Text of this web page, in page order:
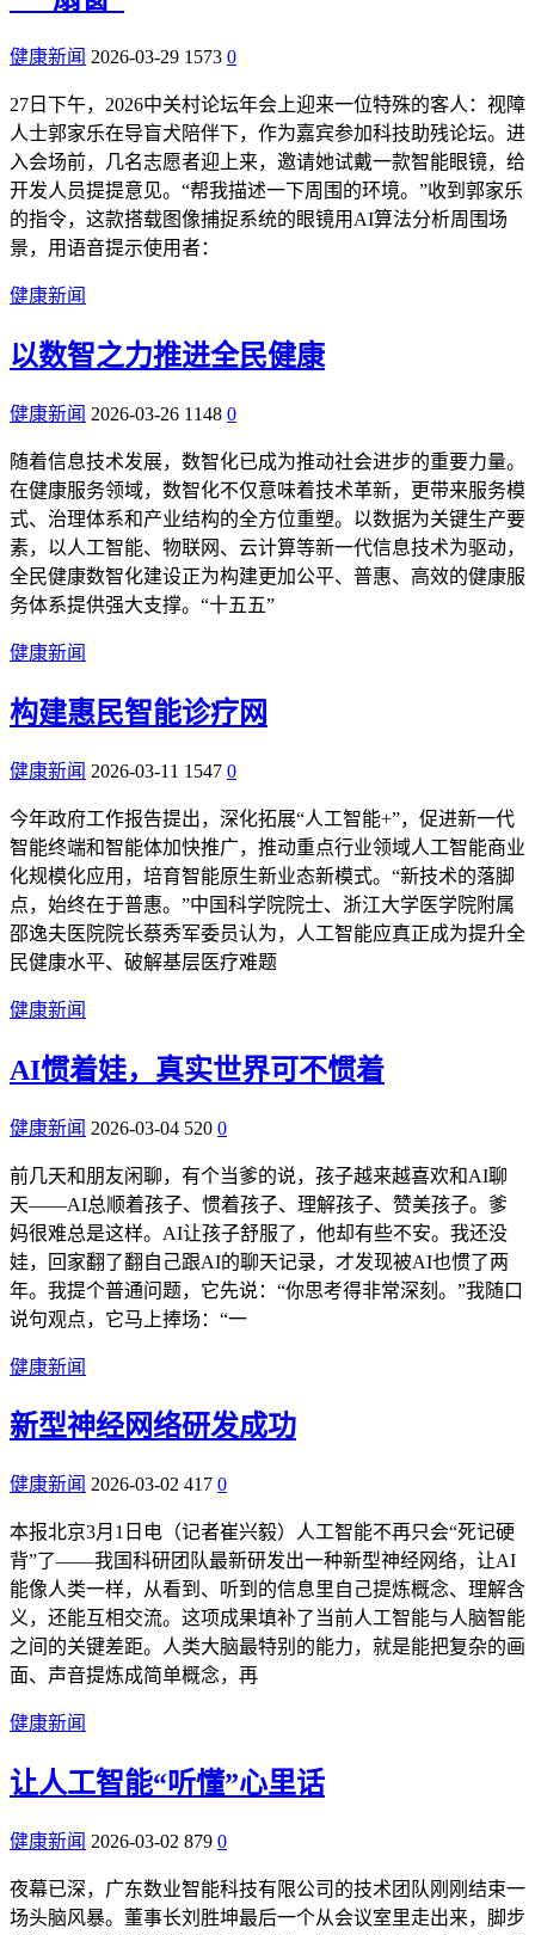
健康新闻 2026-03-29 1573 0
27日下午，2026中关村论坛年会上迎来一位特殊的客人：视障
人士郭家乐在导盲犬陪伴下，作为嘉宾参加科技助残论坛。进
入会场前，几名志愿者迎上来，邀请她试戴一款智能眼镜，给
开发人员提提意见。“帮我描述一下周围的环境。”收到郭家乐
的指令，这款搭载图像捕捉系统的眼镜用AI算法分析周围场
景，用语音提示使用者：
健康新闻
以数智之力推进全民健康
健康新闻 2026-03-26 1148 0
随着信息技术发展，数智化已成为推动社会进步的重要力量。
在健康服务领域，数智化不仅意味着技术革新，更带来服务模
式、治理体系和产业结构的全方位重塑。以数据为关键生产要
素，以人工智能、物联网、云计算等新一代信息技术为驱动，
全民健康数智化建设正为构建更加公平、普惠、高效的健康服
务体系提供强大支撑。“十五五”
健康新闻
构建惠民智能诊疗网
健康新闻 2026-03-11 1547 0
今年政府工作报告提出，深化拓展“人工智能+”，促进新一代
智能终端和智能体加快推广，推动重点行业领域人工智能商业
化规模化应用，培育智能原生新业态新模式。“新技术的落脚
点，始终在于普惠。”中国科学院院士、浙江大学医学院附属
邵逸夫医院院长蔡秀军委员认为，人工智能应真正成为提升全
民健康水平、破解基层医疗难题
健康新闻
AI惯着娃，真实世界可不惯着
健康新闻 2026-03-04 520 0
前几天和朋友闲聊，有个当爹的说，孩子越来越喜欢和AI聊
天——AI总顺着孩子、惯着孩子、理解孩子、赞美孩子。爹
妈很难总是这样。AI让孩子舒服了，他却有些不安。我还没
娃，回家翻了翻自己跟AI的聊天记录，才发现被AI也惯了两
年。我提个普通问题，它先说：“你思考得非常深刻。”我随口
说句观点，它马上捧场：“一
健康新闻
新型神经网络研发成功
健康新闻 2026-03-02 417 0
本报北京3月1日电（记者崔兴毅）人工智能不再只会“死记硬
背”了——我国科研团队最新研发出一种新型神经网络，让AI
能像人类一样，从看到、听到的信息里自己提炼概念、理解含
义，还能互相交流。这项成果填补了当前人工智能与人脑智能
之间的关键差距。人类大脑最特别的能力，就是能把复杂的画
面、声音提炼成简单概念，再
健康新闻
让人工智能“听懂”心里话
健康新闻 2026-03-02 879 0
夜幕已深，广东数业智能科技有限公司的技术团队刚刚结束一
场头脑风暴。董事长刘胜坤最后一个从会议室里走出来，脚步